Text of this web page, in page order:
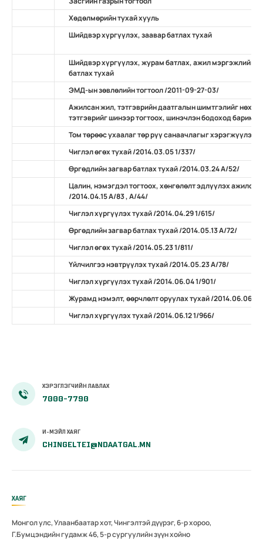
Хөдөлмөрийн тухай хууль
Шийдвэр хүргүүлэх, заавар батлах тухай
Шийдвэр хүргүүлэх, журам батлах, ажил мэргэжлийн
батлах тухай
ЭМД-ын зөвлөлийн тогтоол /2011-09-27-03/
Ажилсан жил, тэтгэврийн даатгалын шимтгэлийг нөхөн
тэтгэврийг шинээр тогтоох, шинэчлэн бодоход
Том төрөөс ухаалаг төр рүү санаачлагыг хэрэгжүүлэх
Чиглэл өгөх тухай /2014.03.05 1/337/
Өргөдлийн загвар батлах тухай /2014.03.24 А/52/
Цалин, нэмэгдэл тогтоох, хөнгөлөлт эдлүүлэх
/2014.04.15 А/83 , А/44/
Чиглэл хүргүүлэх тухай /2014.04.29 1/615/
Өргөдлийн загвар батлах тухай /2014.05.13 А/72/
Чиглэл өгөх тухай /2014.05.23 1/811/
Үйлчилгээ нэвтрүүлэх тухай /2014.05.23 А/78/
Чиглэл хүргүүлэх тухай /2014.06.04 1/901/
Журамд нэмэлт, өөрчлөлт оруулах тухай /2014.06.06
Чиглэл хүргүүлэх тухай /2014.06.12 1/966/
ХЭРЭГЛЭГЧИЙН ЛАВЛАХ
7000-7790
И-МЭЙЛ ХАЯГ
CHINGELTEI@NDAATGAL.MN
ХАЯГ
Монгол улс, Улаанбаатар хот, Чингэлтэй дүүрэг, 6-р хороо,
Г.Бумцэндийн гудамж 46, 5-р сургуулийн зүүн хойно